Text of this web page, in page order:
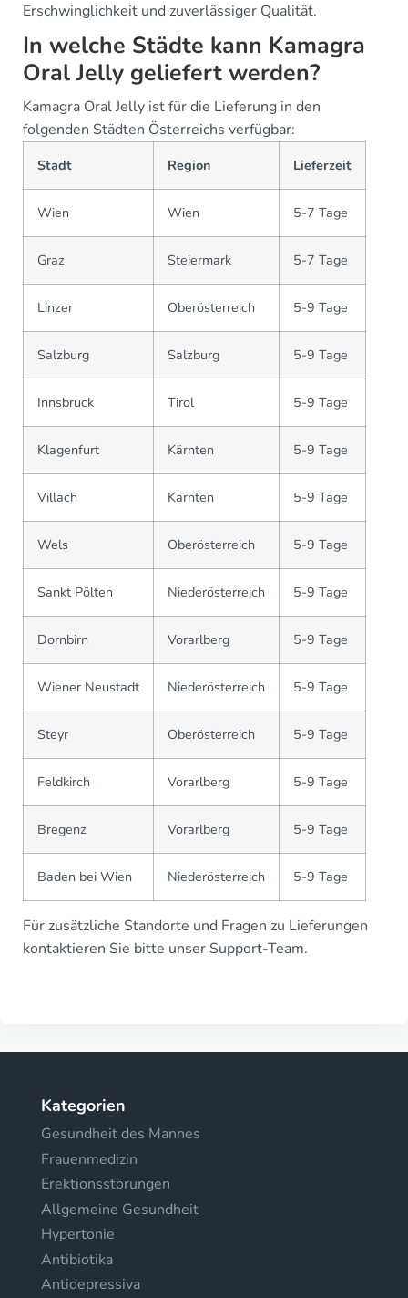
Erschwinglichkeit und zuverlässiger Qualität.
In welche Städte kann Kamagra
Oral Jelly geliefert werden?
Kamagra Oral Jelly ist für die Lieferung in den
folgenden Städten Österreichs verfügbar:
Stadt Region Lieferzeit
Wien Wien 5-7 Tage
Graz Steiermark 5-7 Tage
Linzer Oberösterreich 5-9 Tage
Salzburg Salzburg 5-9 Tage
Innsbruck Tirol 5-9 Tage
Klagenfurt Kärnten 5-9 Tage
Villach Kärnten 5-9 Tage
Wels Oberösterreich 5-9 Tage
Sankt Pölten Niederösterreich 5-9 Tage
Dornbirn Vorarlberg 5-9 Tage
Wiener Neustadt Niederösterreich 5-9 Tage
Steyr Oberösterreich 5-9 Tage
Feldkirch Vorarlberg 5-9 Tage
Bregenz Vorarlberg 5-9 Tage
Baden bei Wien Niederösterreich 5-9 Tage
Für zusätzliche Standorte und Fragen zu Lieferungen
kontaktieren Sie bitte unser Support-Team.
Kategorien
Gesundheit des Mannes
Frauenmedizin
Erektionsstörungen
Allgemeine Gesundheit
Hypertonie
Antibiotika
Antidepressiva